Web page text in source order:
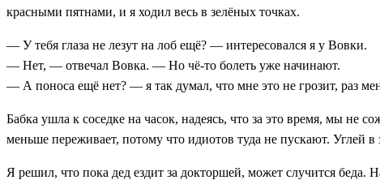
красными пятнами, и я ходил весь в зелёных точках.
— У тебя глаза не лезут на лоб ещё? — интересовался я у Вовки.
— Нет, — отвечал Вовка. — Но чё-то болеть уже начинают.
— А поноса ещё нет? — я так думал, что мне это не грозит, раз
Бабка ушла к соседке на часок, надеясь, что за это время, мы не
меньше переживает, потому что идиотов туда не пускают. Углей
Я решил, что пока дед ездит за докторшей, может случится беда.